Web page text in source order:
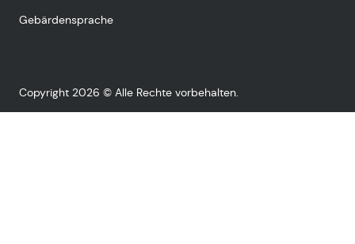
Gebärdensprache
Copyright 2026 © Alle Rechte vorbehalten.